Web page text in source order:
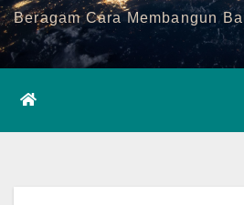
Beragam Cara Membangun